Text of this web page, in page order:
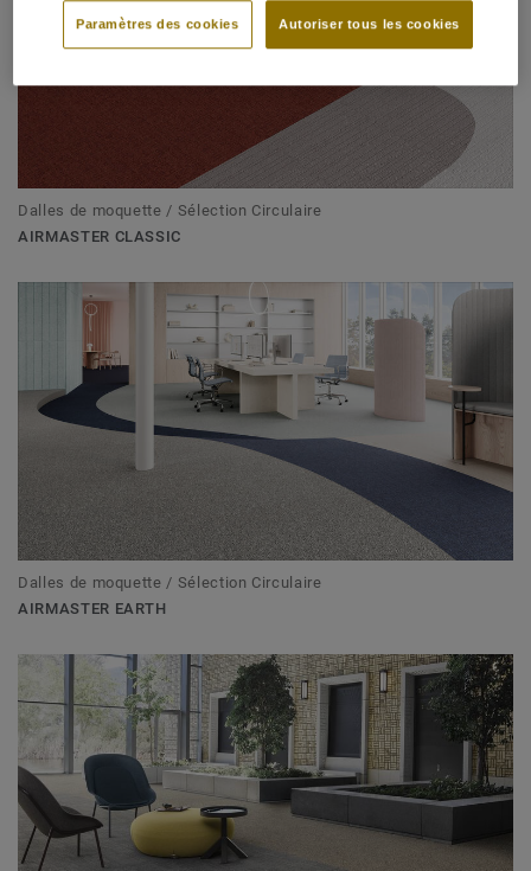
Dalles de moquette / Sélection Circulaire
AIRMASTER CLASSIC
Dalles de moquette / Sélection Circulaire
AIRMASTER EARTH
Autoriser tous les cookies
Paramètres des cookies